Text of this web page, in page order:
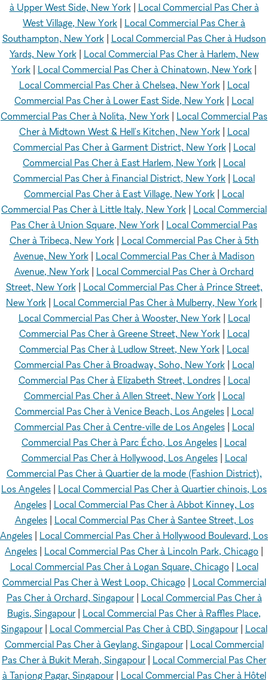
à Upper West Side, New York| Local Commercial Pas Cher à
West Village, New York
Local Commercial Pas Cher à
Southampton, New York| Local Commercial Pas Cher à Hudson
Yards, New York| Local Commercial Pas Cher à Harlem, New
York
Local Commercial Pas Cher à Chinatown, New York
Local Commercial Pas Cher à Chelsea, New York| Local
Commercial Pas Cher à Lower East Side, New York
Local
Commercial Pas Cher à Nolita, New York
Local Commercial Pas
Cher à Midtown West & Hell's Kitchen, New York| Local
Commercial Pas Cher à Garment District, New York| Local
Commercial Pas Cher à East Harlem, New York
Local
Commercial Pas Cher à Financial District, New York
Local
Commercial Pas Cher à East Village, New York
Local
Commercial Pas Cher à Little Italy, New York
Local Commercial
Pas Cher à Union Square, New York
Local Commercial Pas
Cher à Tribeca, New York| Local Commercial Pas Cher à 5th
Avenue, New York| Local Commercial Pas Cher à Madison
Avenue, New York
Local Commercial Pas Cher à Orchard
Street, New York| Local Commercial Pas Cher à Prince Street,
New York
Local Commercial Pas Cher à Mulberry, New York
Local Commercial Pas Cher à Wooster, New York| Local
Commercial Pas Cher à Greene Street, New York| Local
Commercial Pas Cher à Ludlow Street, New York
Local
Commercial Pas Cher à Broadway, Soho, New York| Local
Commercial Pas Cher à Elizabeth Street, Londres| Local
Commercial Pas Cher à Allen Street, New York| Local
Commercial Pas Cher à Venice Beach, Los Angeles| Local
Commercial Pas Cher à Centre-ville de Los Angeles| Local
Commercial Pas Cher à Parc Écho, Los Angeles
Local
Commercial Pas Cher à Hollywood, Los Angeles| Local
Commercial Pas Cher à Quartier de la mode (Fashion District),
Los Angeles
Local Commercial Pas Cher à Quartier chinois, Los
Angeles| Local Commercial Pas Cher à Abbot Kinney, Los
Angeles| Local Commercial Pas Cher à Santee Street, Los
Angeles
Local Commercial Pas Cher à Hollywood Boulevard, Los
Angeles
Local Commercial Pas Cher à Lincoln Park, Chicago
Local Commercial Pas Cher à Logan Square, Chicago| Local
Commercial Pas Cher à West Loop, Chicago| Local Commercial
Pas Cher à Orchard, Singapour| Local Commercial Pas Cher à
Bugis, Singapour
Local Commercial Pas Cher à Raffles Place,
Singapour| Local Commercial Pas Cher à CBD, Singapour| Local
Commercial Pas Cher à Geylang, Singapour| Local Commercial
Pas Cher à Bukit Merah, Singapour
Local Commercial Pas Cher
à Tanjong Pagar, Singapour| Local Commercial Pas Cher à Hôtel